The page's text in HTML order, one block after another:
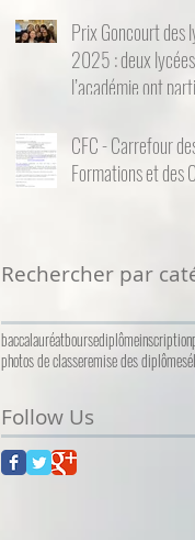
Prix Goncourt des
2025 : deux
l’académie ont
CFC - Carrefour
Formations et des
Rechercher par
baccalauréatboursediplômeinscription
photos de classeremise des diplômes
Follow Us